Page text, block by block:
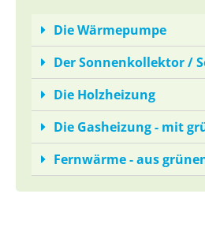
Die Wärmepumpe
Der Sonnenkollektor /
Die Holzheizung
Die Gasheizung - mit
Fernwärme - aus